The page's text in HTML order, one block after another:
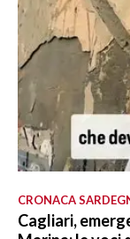
CRONACA
Cagliari,